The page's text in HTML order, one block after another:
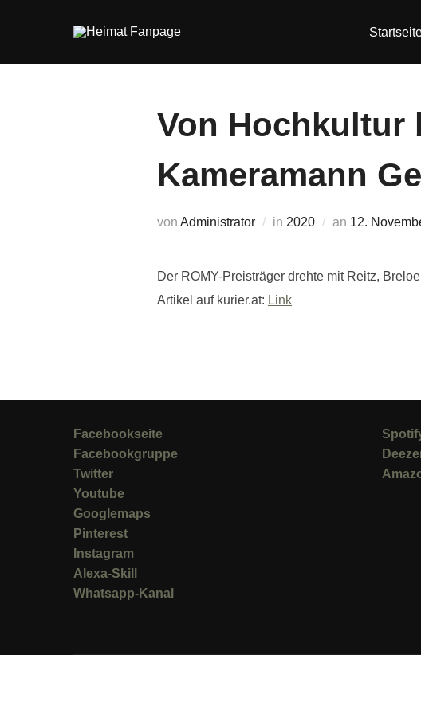
Von Hochkultur
Kameramann
von Administrator in 2020 an 12.
Der ROMY-Preisträger drehte mit Reitz,
Artikel auf kurier.at: Link
Facebookseite
Facebookgruppe
Twitter
Youtube
Googlemaps
Pinterest
Instagram
Alexa-Skill
Whatsapp-Kanal